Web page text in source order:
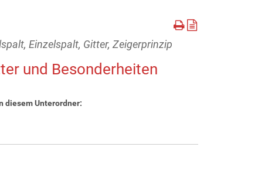
Einzelspalt, Gitter, Zeigerprinzip
und Besonderheiten
diesem Unterordner: